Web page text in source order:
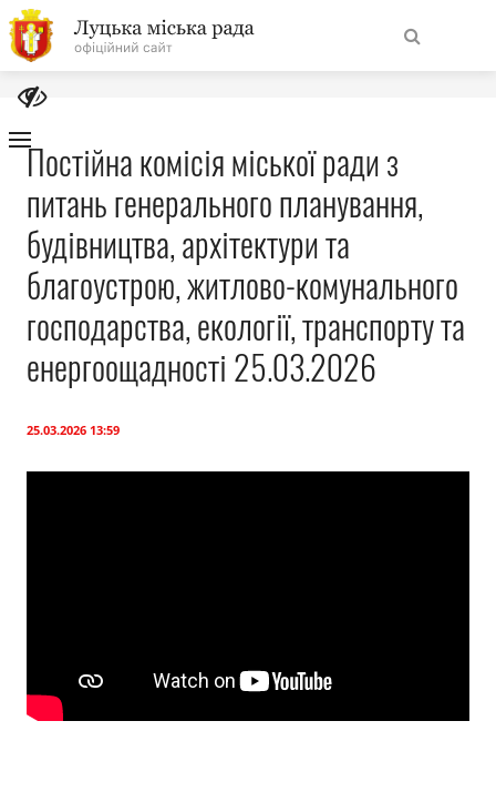
На
головну
Навігація
сайту
Про місто
Міська влада
Міська рада
Бюджет
Постійна комісія міської ради з
питань генерального планування,
будівництва, архітектури та
благоустрою, житлово-комунального
господарства, екології, транспорту та
енергоощадності 25.03.2026
25.03.2026 13:59